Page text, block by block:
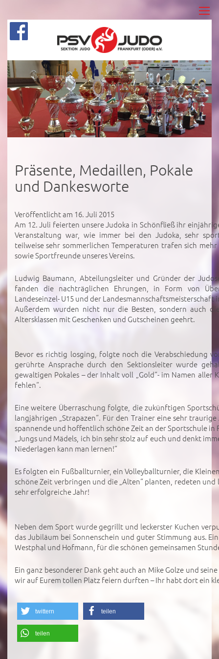
Präsente, Medaillen, Pokale
und Dankesworte
Veröffentlicht am 16. Juli 2015
Am 12. Juli feierten unsere Judoka in Schönfließ ihr
Veranstaltung war, wie immer bei den Judoka, sehr
teilweise sehr sommerlichen Temperaturen trafen sich
sowie Sportfreunde unseres Vereins.
Ludwig Baumann, Abteilungsleiter und Gründer der
fanden die nachträglichen Ehrungen, in Form von
Landeseinzel- U15 und der Landesmannschaftsmeisterschaft
Außerdem wurden nicht nur die Besten, sondern auch
Altersklassen mit Geschenken und Gutscheinen geehrt.
Bevor es richtig losging, folgte noch die Verabschiedung
gerührte Ansprache durch den Sektionsleiter wurde
gewaltigen Pokales – der Inhalt voll „Gold“- im Namen
fehlen“.
Eine weitere Überraschung folgte, die zukünftigen
langjährigen „Strapazen“. Für den Trainer eine sehr
spannende und hoffentlich schöne Zeit an der Sportschule in
„Jungs und Mädels, ich bin sehr stolz auf euch und denkt
Niederlagen kann man lernen!“
Es folgten ein Fußballturnier, ein Volleyballturnier, die
schöne Zeit verbringen und die „Alten“ planten, redeten
sehr erfolgreiche Jahr!
Neben dem Sport wurde gegrillt und leckerster Kuchen
das Jubiläum bei Sonnenschein und guter Stimmung aus.
Westphal und Hofmann, für die schönen gemeinsamen
Ein ganz besonderer Dank geht auch an Mike Golze und
wir auf Eurem tollen Platz feiern durften – Ihr habt dort ein
twittern teilen
teilen